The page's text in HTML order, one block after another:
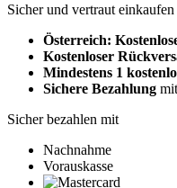
Sicher und vertraut einkaufen
Österreich:
Kostenloser
Mindestens 1
Sichere Bezahlung
Sicher bezahlen mit
Nachnahme
Vorauskasse